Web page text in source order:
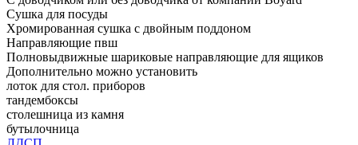
Сушка для посуды
Хромированная сушка с двойным поддоном
Направляющие пвш
Полновыдвижные шариковые направляющие для ящиков
Дополнительно можно установить
лоток для стол. приборов
тандембоксы
столешница из камня
бутылочница